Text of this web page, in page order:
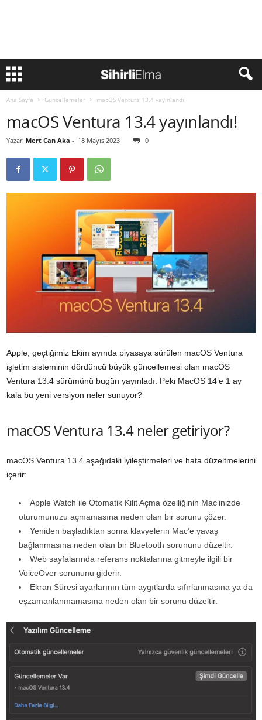
Ana Sayfa Güncellemeler macOS Ventura 13.4 yayınlandı!
macOS Ventura 13.4 yayınlandı!
Yazar: Mert Can Aka - 18 Mayıs 2023 0
Apple, geçtiğimiz Ekim ayında piyasaya sürülen ‌macOS Ventura‌
işletim sisteminin dördüncü büyük güncellemesi olan macOS
Ventura 13.4 sürümünü bugün yayınladı. Peki MacOS 14’e 1 ay
kala bu yeni versiyon neler sunuyor?
macOS Ventura 13.4 neler getiriyor?
macOS Ventura 13.4 aşağıdaki iyileştirmeleri ve hata düzeltmelerini
içerir:
Apple Watch ile Otomatik Kilit Açma özelliğinin Mac’inizde
oturumunuzu açmamasına neden olan bir sorunu çözer.
Yeniden başladıktan sonra klavyelerin Mac’e yavaş
bağlanmasına neden olan bir Bluetooth sorununu düzeltir.
Web sayfalarında referans noktalarına gitmeyle ilgili bir
VoiceOver sorununu giderir.
Ekran Süresi ayarlarının tüm aygıtlarda sıfırlanmasına ya da
eşzamanlanmamasına neden olan bir sorunu düzeltir.